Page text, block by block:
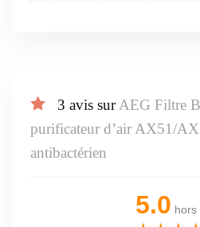
3 avis sur AEG Filtre
purificateur d’air AX51/
antibactérien
5.0 hors